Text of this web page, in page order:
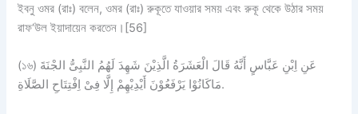
ইবনু ওমর (রাঃ) বলেন, ওমর (রাঃ) রুকূতে যাওয়ার সময় এবং রুকূ থেকে উঠার সময়
রাফ‘উল ইয়াদায়েন করতেন।[56]
(১৬) عَنِ اِبْنِ عَبَّاسٍ أَنَّهُ قَالَ الْعَشَرَةُ الَّذِيْنَ شَهِدَ لَهُمُ النَّبِىُّ الجْنَةَ
مَاكَانُوْا يَرْفَعُوْنَ أَيْدِيْهِمْ إِلَّا فِىْ اِفْتِتَاحِ الصَّلَاةِ.